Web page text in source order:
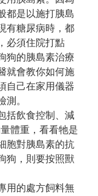
都是以施打胰島
有糖尿病時，都
必須住院打點
狗的胰島素治療
就會教你如何施
自己在家用儀器
。
括飲食控制、減
體重，看看牠是
胞對胰島素的抗
狗，則要按照獸
用的處方飼料無